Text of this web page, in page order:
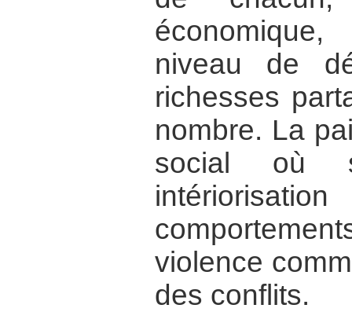
niveau de
richesses
nombre. La
social où
violence
des conflits.